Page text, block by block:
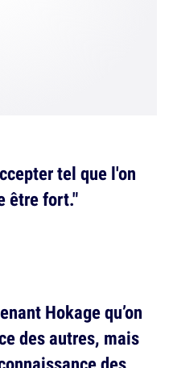
tel que l'on
être fort."
Hokage qu’on
des autres, mais